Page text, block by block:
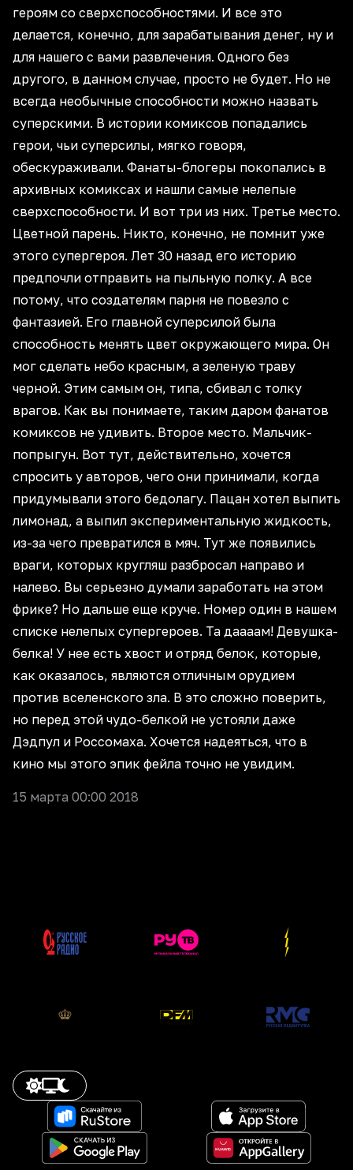
героям со сверхспособностями. И все это
делается, конечно, для зарабатывания денег, ну и
для нашего с вами развлечения. Одного без
другого, в данном случае, просто не будет. Но не
всегда необычные способности можно назвать
суперскими. В истории комиксов попадались
герои, чьи суперсилы, мягко говоря,
обескураживали. Фанаты-блогеры покопались в
архивных комиксах и нашли самые нелепые
сверхспособности. И вот три из них. Третье место.
Цветной парень. Никто, конечно, не помнит уже
этого супергероя. Лет 30 назад его историю
предпочли отправить на пыльную полку. А все
потому, что создателям парня не повезло с
фантазией. Его главной суперсилой была
способность менять цвет окружающего мира. Он
мог сделать небо красным, а зеленую траву
черной. Этим самым он, типа, сбивал с толку
врагов. Как вы понимаете, таким даром фанатов
комиксов не удивить. Второе место. Мальчик-
попрыгун. Вот тут, действительно, хочется
спросить у авторов, чего они принимали, когда
придумывали этого бедолагу. Пацан хотел выпить
лимонад, а выпил экспериментальную жидкость,
из-за чего превратился в мяч. Тут же появились
враги, которых кругляш разбросал направо и
налево. Вы серьезно думали заработать на этом
фрике? Но дальше еще круче. Номер один в нашем
списке нелепых супергероев. Та даааам! Девушка-
белка! У нее есть хвост и отряд белок, которые,
как оказалось, являются отличным орудием
против вселенского зла. В это сложно поверить,
но перед этой чудо-белкой не устояли даже
Дэдпул и Россомаха. Хочется надеяться, что в
кино мы этого эпик фейла точно не увидим.
15 марта 00:00 2018